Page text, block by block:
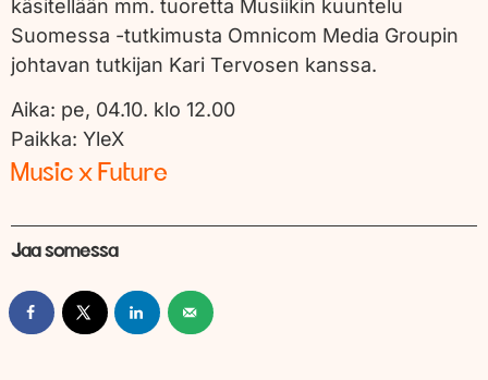
käsitellään mm. tuoretta Musiikin kuuntelu
Suomessa -tutkimusta Omnicom Media Groupin
johtavan tutkijan Kari Tervosen kanssa.
Aika: pe, 04.10. klo 12.00
Paikka: YleX
Music x Future
Jaa somessa